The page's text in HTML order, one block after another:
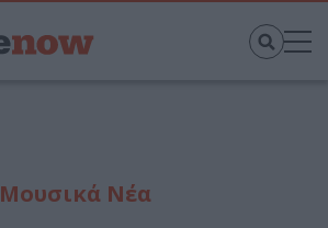
Μουσικά Νέα